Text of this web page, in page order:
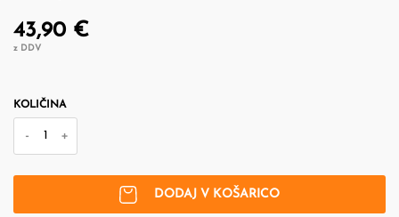
43,90 €
z DDV
KOLIČINA
- +
DODAJ V KOŠARICO